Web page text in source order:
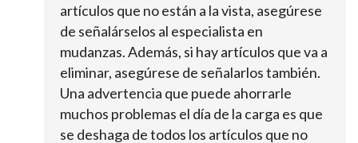
artículos que no están a la vista, asegúrese
de señalárselos al especialista en
mudanzas. Además, si hay artículos que va a
eliminar, asegúrese de señalarlos también.
Una advertencia que puede ahorrarle
muchos problemas el día de la carga es que
se deshaga de todos los artículos que no